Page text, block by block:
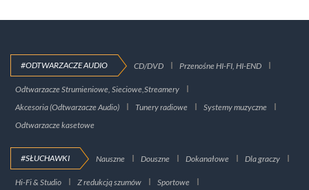
#ODTWARZACZE AUDIO CD/DVD Przenośne HI-FI, HI-END
Odtwarzacze Strumieniowe, Sieciowe,Streamery
Akcesoria (Odtwarzacze Audio)
Tunery radiowe
Systemy muzyczne
Odtwarzacze kasetowe
#SŁUCHAWKI Nauszne Douszne Dokanałowe Dla graczy
Hi-Fi & Studio Z redukcją szumów
Sportowe